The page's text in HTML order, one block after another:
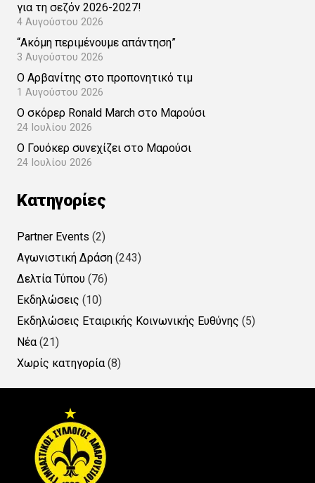
για τη σεζόν 2026-2027!
4 Αυγούστου 2026
“Ακόμη περιμένουμε απάντηση”
3 Αυγούστου 2026
Ο Αρβανίτης στο προπονητικό τιμ
1 Αυγούστου 2026
Ο σκόρερ Ronald March στο Μαρούσι
24 Ιουλίου 2026
Ο Γουόκερ συνεχίζει στο Μαρούσι
24 Ιουλίου 2026
Kατηγορίες
Partner Events (2)
Αγωνιστική Δράση (243)
Δελτία Τύπου (76)
Εκδηλώσεις (10)
Εκδηλώσεις Εταιρικής Κοινωνικής Ευθύνης (5)
Νέα(21)
Χωρίς κατηγορία(8)